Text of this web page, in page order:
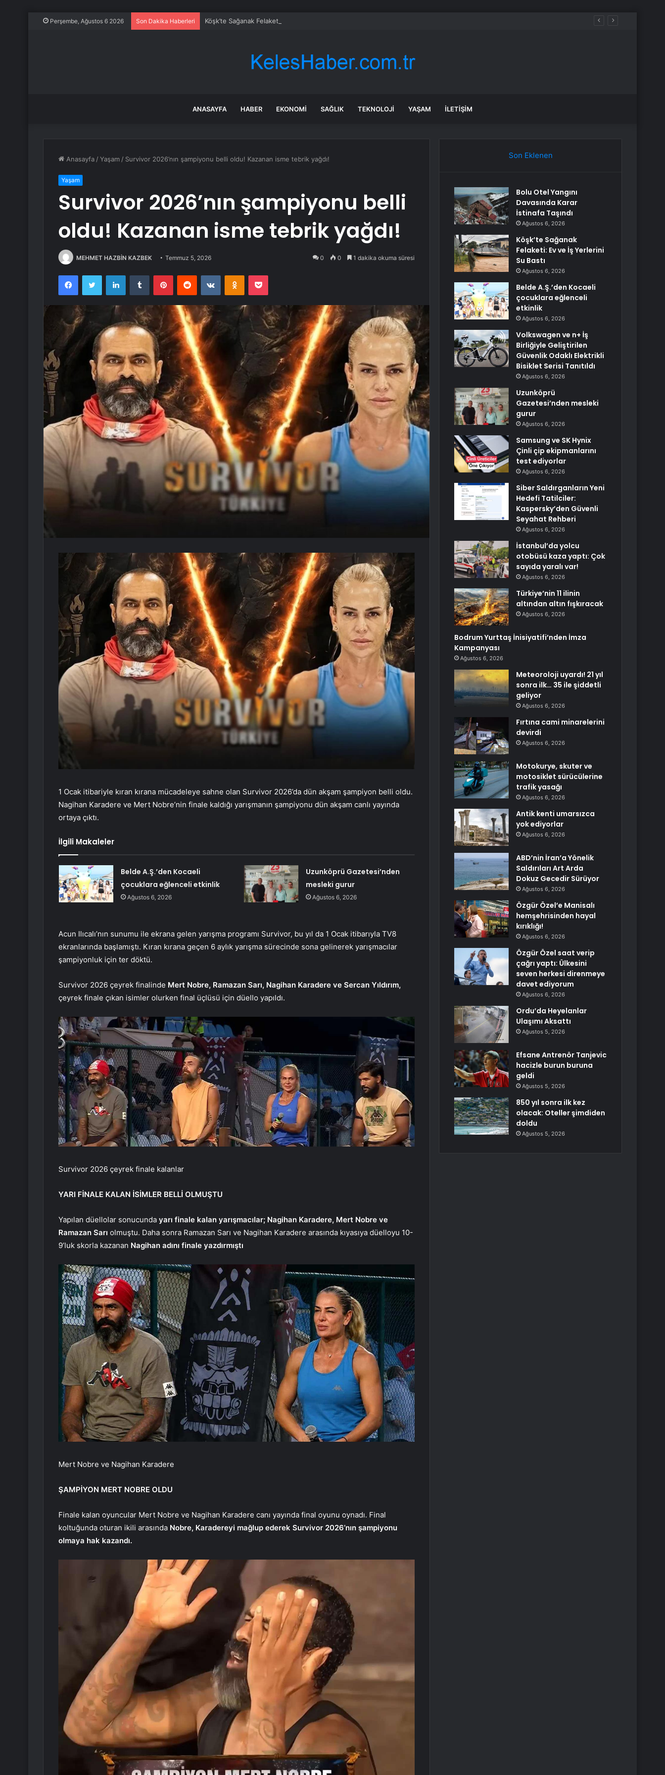
Perşembe, Ağustos 6 2026 Son Dakika Haberleri Köşk’te Sağanak Felaketi: Ev ve İş Yerlerini Su Bastı
ANASAYFA HABER EKONOMI SAĞLIK TEKNOLOJI YAŞAM İLETIŞIM
Anasayfa /Yaşam / Survivor 2026’nın şampiyonu belli oldu! Kazanan isme tebrik yağdı!
Yaşam
Survivor 2026’nın şampiyonu belli
oldu! Kazanan isme tebrik yağdı!
MEHMET HAZBİN KAZBEK Temmuz 5, 2026 0 0 1 dakika okuma süresi
FacebookTwitter LinkedInTumblr PinterestReddit VKontakteOdnoklassniki
Pocket
1 Ocak itibariyle kıran kırana mücadeleye sahne olan Survivor 2026’da dün akşam şampiyon belli oldu.
Nagihan Karadere ve Mert Nobre’nin finale kaldığı yarışmanın şampiyonu dün akşam canlı yayında
ortaya çıktı.
İlgili Makaleler
Belde A.Ş.’den Kocaeli
çocuklara eğlenceli etkinlik
Ağustos 6, 2026
Uzunköprü Gazetesi’nden
mesleki gurur
Ağustos 6, 2026
Acun Ilıcalı’nın sunumu ile ekrana gelen yarışma programı Survivor, bu yıl da 1 Ocak itibarıyla TV8
ekranlarında başlamıştı. Kıran kırana geçen 6 aylık yarışma sürecinde sona gelinerek yarışmacılar
şampiyonluk için ter döktü.
Survivor 2026 çeyrek finalinde Mert Nobre, Ramazan Sarı, Nagihan Karadere ve Sercan Yıldırım,
çeyrek finale çıkan isimler olurken final üçlüsü için düello yapıldı.
Survivor 2026 çeyrek finale kalanlar
YARI FİNALE KALAN İSİMLER BELLİ OLMUŞTU
Yapılan düellolar sonucunda yarı finale kalan yarışmacılar; Nagihan Karadere, Mert Nobre ve
Ramazan Sarı olmuştu. Daha sonra Ramazan Sarı ve Nagihan Karadere arasında kıyasıya düelloyu 10-
9’luk skorla kazanan Nagihan adını finale yazdırmıştı
Mert Nobre ve Nagihan Karadere
ŞAMPİYON MERT NOBRE OLDU
Finale kalan oyuncular Mert Nobre ve Nagihan Karadere canı yayında final oyunu oynadı. Final
koltuğunda oturan ikili arasında Nobre, Karadereyi mağlup ederek Survivor 2026’nın şampiyonu
olmaya hak kazandı.
Son Eklenen
Bolu Otel Yangını
Davasında Karar
İstinafa Taşındı
Ağustos 6, 2026
Köşk’te Sağanak
Felaketi: Ev ve İş Yerlerini
Su Bastı
Ağustos 6, 2026
Belde A.Ş.’den Kocaeli
çocuklara eğlenceli
etkinlik
Ağustos 6, 2026
Volkswagen ve n+ İş
Birliğiyle Geliştirilen
Güvenlik Odaklı Elektrikli
Bisiklet Serisi Tanıtıldı
Ağustos 6, 2026
Uzunköprü
Gazetesi’nden mesleki
gurur
Ağustos 6, 2026
Samsung ve SK Hynix
Çinli çip ekipmanlarını
test ediyorlar
Ağustos 6, 2026
Siber Saldırganların Yeni
Hedefi Tatilciler:
Kaspersky’den Güvenli
Seyahat Rehberi
Ağustos 6, 2026
İstanbul’da yolcu
otobüsü kaza yaptı: Çok
sayıda yaralı var!
Ağustos 6, 2026
Türkiye’nin 11 ilinin
altından altın fışkıracak
Ağustos 6, 2026
Bodrum Yurttaş İnisiyatifi’nden İmza
Kampanyası
Ağustos 6, 2026
Meteoroloji uyardı! 21 yıl
sonra ilk… 35 ile şiddetli
geliyor
Ağustos 6, 2026
Fırtına cami minarelerini
devirdi
Ağustos 6, 2026
Motokurye, skuter ve
motosiklet sürücülerine
trafik yasağı
Ağustos 6, 2026
Antik kenti umarsızca
yok ediyorlar
Ağustos 6, 2026
ABD’nin İran’a Yönelik
Saldırıları Art Arda
Dokuz Gecedir Sürüyor
Ağustos 6, 2026
Özgür Özel’e Manisalı
hemşehrisinden hayal
kırıklığı!
Ağustos 6, 2026
Özgür Özel saat verip
çağrı yaptı: Ülkesini
seven herkesi direnmeye
davet ediyorum
Ağustos 6, 2026
Ordu’da Heyelanlar
Ulaşımı Aksattı
Ağustos 5, 2026
Efsane Antrenör Tanjevic
hacizle burun buruna
geldi
Ağustos 5, 2026
850 yıl sonra ilk kez
olacak: Oteller şimdiden
doldu
Ağustos 5, 2026